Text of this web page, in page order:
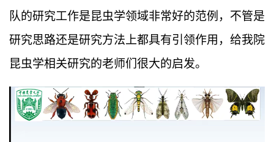
队的研究工作是昆虫学领域非常好的范例，不管是
研究思路还是研究方法上都具有引领作用，给我院
昆虫学相关研究的老师们很大的启发。